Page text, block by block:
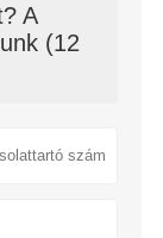
A
(12